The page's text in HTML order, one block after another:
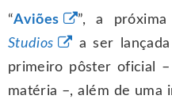
“Aviões ”, a
Studios
a ser
primeiro pôster oficial
matéria –, além de uma